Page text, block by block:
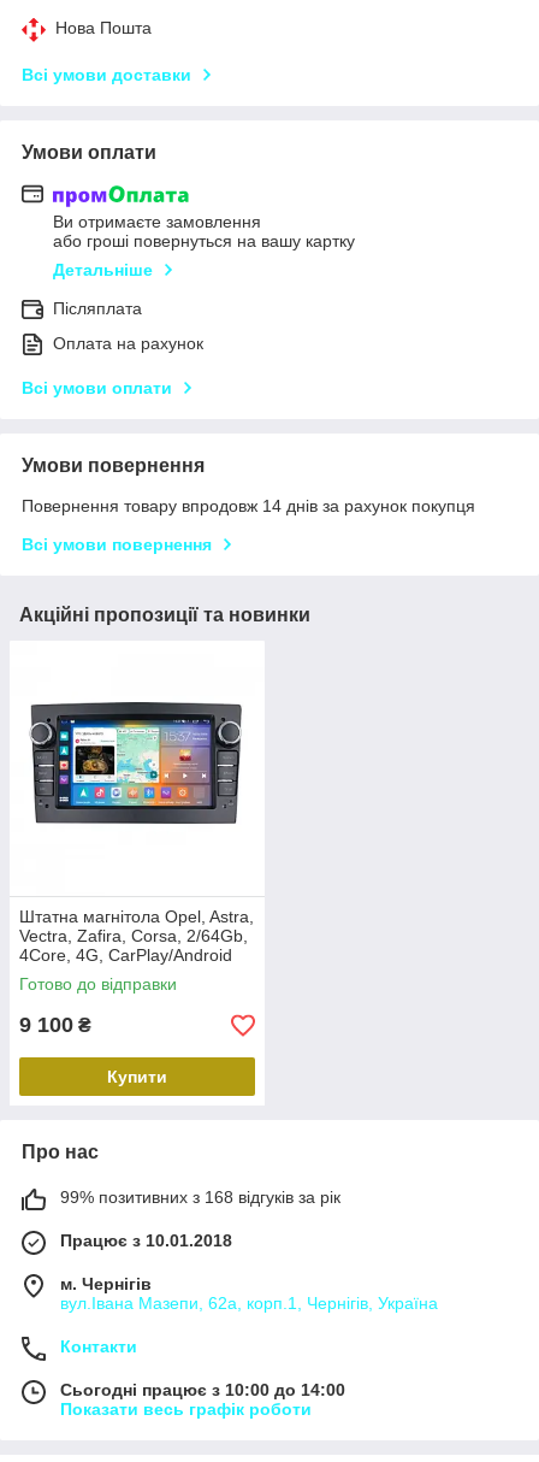
Нова Пошта
Всі умови доставки
Умови оплати
Ви отримаєте замовлення
або гроші повернуться на вашу картку
Детальніше
Післяплата
Оплата на рахунок
Всі умови оплати
Умови повернення
Повернення товару впродовж 14 днів за рахунок покупця
Всі умови повернення
Акційні пропозиції та новинки
Штатна магнітола Opel, Astra,
Vectra, Zafira, Corsa, 2/64Gb,
4Core, 4G, CarPlay/Android
Auto, 7 дюймів, Black, QIV Q1
Готово до відправки
9 100 ₴
Купити
Про нас
99% позитивних з 168 відгуків за рік
Працює з 10.01.2018
м. Чернігів
вул.Івана Мазепи, 62а, корп.1, Чернігів, Україна
Контакти
Сьогодні працює з 10:00 до 14:00
Показати весь графік роботи